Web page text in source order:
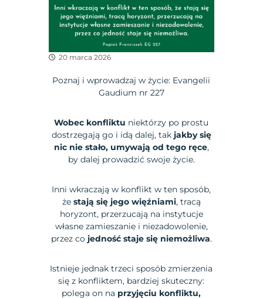
20 marca 2026
Poznaj i wprowadzaj w życie: Evangelii
Gaudium nr 227
Wobec konfliktu niektórzy po prostu
dostrzegają go i idą dalej, tak jakby się
nic nie stało, umywają od tego ręce,
by dalej prowadzić swoje życie.
Inni wkraczają w konflikt w ten sposób,
że stają się jego więźniami, tracą
horyzont, przerzucają na instytucje
własne zamieszanie i niezadowolenie,
przez co jedność staje się niemożliwa.
Istnieje jednak trzeci sposób zmierzenia
się z konfliktem, bardziej skuteczny:
polega on na przyjęciu konfliktu,